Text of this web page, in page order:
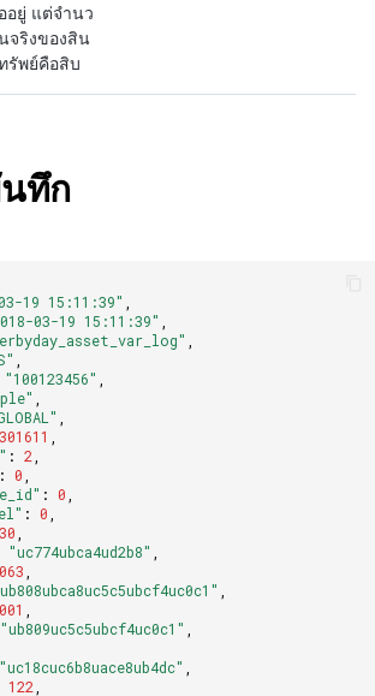
ออยู่ แต่จำนว
จริงของสิน
รัพย์คือสิบ
ทึก
19 15:11:39"
03-19 15:11:39"
"100123456"
301611
: 2
: 0
: 0
: 0
"uc774ubca4ud2b8"
"ub809uc5c5ubcf4uc0c1"
"uc18cuc6b8uace8ub4dc"
122